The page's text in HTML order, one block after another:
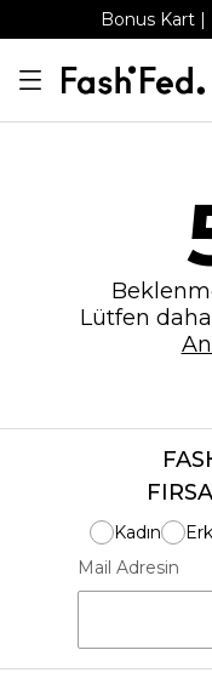
Bonus Kart |
Lütfen
Kadın
Mail Adresin